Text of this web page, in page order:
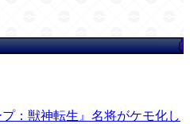
：獣神転生』名将がケモ化し